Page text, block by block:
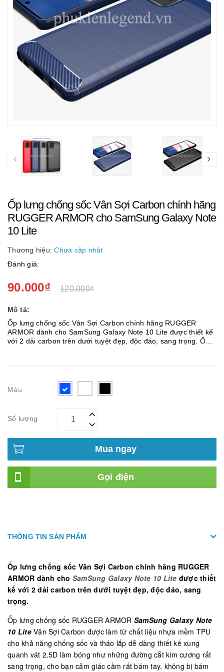
Ốp lưng chống sốc Vân Sợi Carbon chính hãng
RUGGER ARMOR cho SamSung Galaxy Note
10 Lite
Thương hiệu: Chưa cập nhật
Đánh giá:
90.000₫ 120.000₫
Mô tả:
Ốp lưng chống sốc Vân Sợi Carbon chính hãng RUGGER
ARMOR dành cho SamSung Galaxy Note 10 Lite được thiết kế
với 2 dải carbon trên dưới tuyệt đẹp, độc đáo, sang trọng. Ốp
Màu
Số lượng
Mua ngay
Gọi điện
THÔNG TIN SẢN PHẨM
Ốp lưng chống sốc Vân Sợi Carbon chính hãng RUGGER
ARMOR dành cho SamSung Galaxy Note 10 Lite được thiết
kế với 2 dải carbon trên dưới tuyệt đẹp, độc đáo, sang
trọng.
Ốp lưng chống sốc RUGGER ARMOR SamSung Galaxy Note
10 Lite Vân Sợi Carbon được làm từ chất liệu nhựa mềm TPU
cho khả năng chống sốc và tháo lắp dễ dàng thiết kế xung
quanh vát 2.5D làm bóng như những đường cắt kim cương rất
sang trọng, cho bạn cảm giác cầm rất bám tay, không bị bám